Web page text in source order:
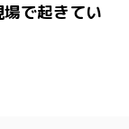
で起きてい